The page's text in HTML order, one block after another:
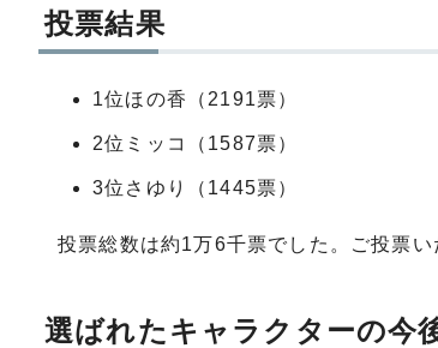
投票結果
1位ほの香（2191票）
2位ミッコ（1587票）
3位さゆり（1445票）
投票総数は約1万6千票でした。ご投票い
選ばれたキャラクターの今